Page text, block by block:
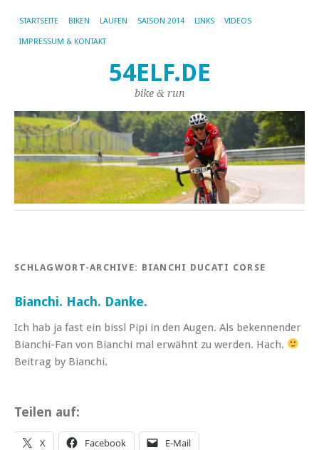
STARTSEITE BIKEN LAUFEN SAISON 2014 LINKS VIDEOS
IMPRESSUM & KONTAKT
54ELF.DE
bike & run
SCHLAGWORT-ARCHIVE: BIANCHI DUCATI CORSE
Bianchi. Hach. Danke.
Ich hab ja fast ein bissl Pipi in den Augen. Als bekennender
Bianchi-Fan von Bianchi mal erwähnt zu werden. Hach.
Beitrag by Bianchi.
Teilen auf:
X Facebook E-Mail